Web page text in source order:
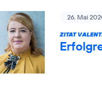
26. Mai
ZITAT